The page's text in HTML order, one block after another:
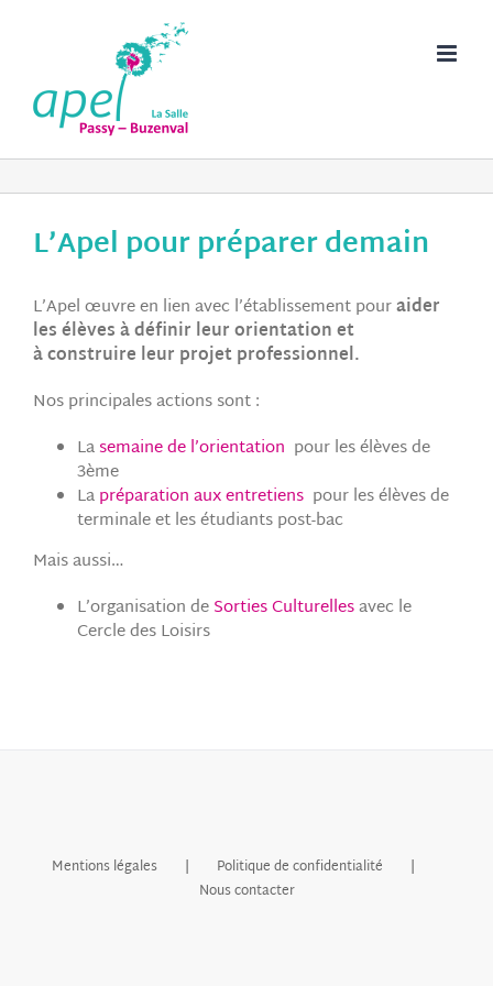
L’Apel pour préparer demain
L’Apelœuvre en lien avec l’établissement pouraider
les élèves à définir leur orientation et
à construire leur projet professionnel.
Nos principales actions sont :
Lasemaine de l’orientation pour les élèves de
3ème
Lapréparation aux entretiens pour les élèves de
terminale et les étudiants post-bac
Mais aussi…
L’organisation deSorties Culturellesavec le
Cercle des Loisirs
Mentions légales
Politique de confidentialité
Nous contacter